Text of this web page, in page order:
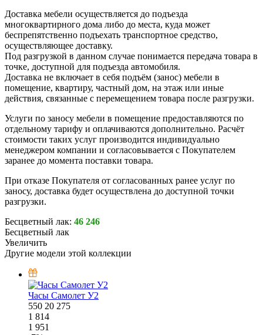
Доставка мебели осуществляется до подъезда
многоквартирного дома либо до места, куда может
беспрепятственно подъехать транспортное средство,
осуществляющее доставку.
Под разгрузкой в данном случае понимается передача товара в
точке, доступной для подъезда автомобиля.
Доставка не включает в себя подъём (занос) мебели в
помещение, квартиру, частный дом, на этаж или иные
действия, связанные с перемещением товара после разгрузки.
Услуги по заносу мебели в помещение предоставляются по
отдельному тарифу и оплачиваются дополнительно. Расчёт
стоимости таких услуг производится индивидуально
менеджером компании и согласовывается с Покупателем
заранее до момента поставки товара.
При отказе Покупателя от согласованных ранее услуг по
заносу, доставка будет осуществлена до доступной точки
разгрузки.
Бесцветный лак: 46 246
Бесцветный лак
Увеличить
Другие модели этой коллекции
Часы Самолет У2
550 20 275
1 814
1 951